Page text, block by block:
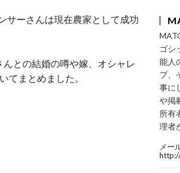
サーさんは現在農家として成功
との結婚の噂や嫁、オシャレ
てまとめました。
ゴシ
能人
プ、
事に
や掲
所有
理者
メー